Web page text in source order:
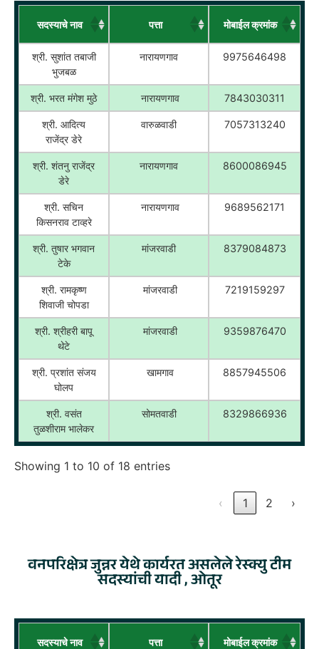
सदस्याचे नाव पत्ता मोबाईल क्रमांक
श्री. सुशांत तबाजी
भुजबळ
नारायणगाव 9975646498
श्री. भरत मंगेश मुठे नारायणगाव 7843030311
श्री. आदित्य
राजेंद्र डेरे
वारुळवाडी 7057313240
श्री. शंतनु राजेंद्र
डेरे
नारायणगाव 8600086945
श्री. सचिन
किसनराव टाव्हरे
नारायणगाव 9689562171
श्री. तुषार भगवान
टेके
मांजरवाडी 8379084873
श्री. रामकृष्ण
शिवाजी चोपडा
मांजरवाडी 7219159297
श्री. श्रीहरी बापू
थेटे
मांजरवाडी 9359876470
श्री. प्रशांत संजय
घोलप
खामगाव 8857945506
श्री. वसंत
तुळशीराम भालेकर
सोमतवाडी 8329866936
Showing 1 to 10 of 18 entries
‹ 1 2 ›
वनपरिक्षेत्र जुन्नर येथे कार्यरत असलेले रेस्क्यु टीम
सदस्यांची यादी , ओतूर
सदस्याचे नाव पत्ता मोबाईल क्रमांक